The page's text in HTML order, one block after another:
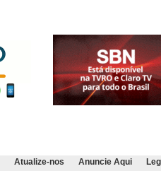
Atualize-nos Anuncie Aqui